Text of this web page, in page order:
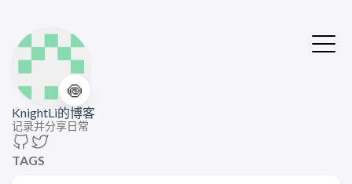
🍥
KnightLi的博客
记录并分享日常
TAGS